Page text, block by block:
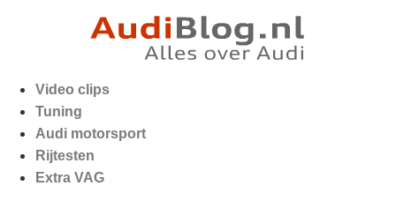
Video clips
Tuning
Audi motorsport
Rijtesten
Extra VAG